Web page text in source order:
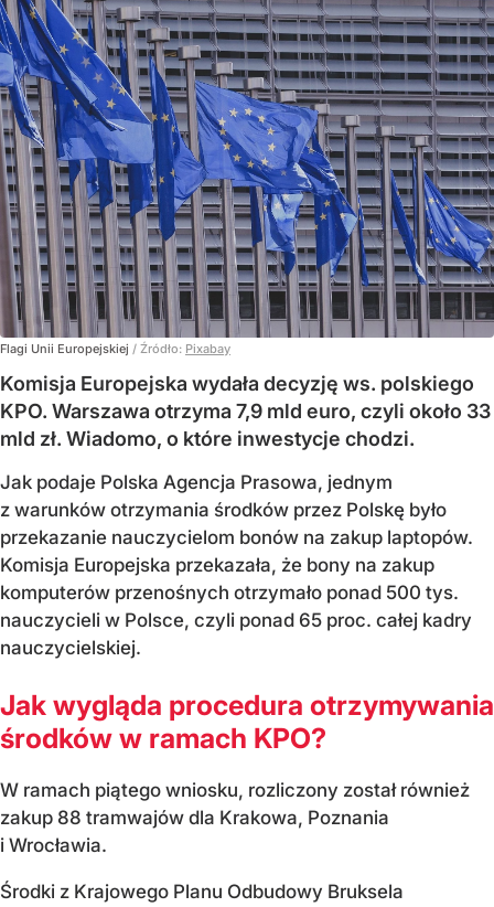
Flagi Unii Europejskiej / Źródło: Pixabay
Komisja Europejska wydała decyzję ws. polskiego
KPO. Warszawa otrzyma 7,9 mld euro, czyli około 33
mld zł. Wiadomo, o które inwestycje chodzi.
Jak podaje Polska Agencja Prasowa, jednym
z warunków otrzymania środków przez Polskę było
przekazanie nauczycielom bonów na zakup laptopów.
Komisja Europejska przekazała, że bony na zakup
komputerów przenośnych otrzymało ponad 500 tys.
nauczycieli w Polsce, czyli ponad 65 proc. całej kadry
nauczycielskiej.
Jak wygląda procedura otrzymywania
środków w ramach KPO?
W ramach piątego wniosku, rozliczony został również
zakup 88 tramwajów dla Krakowa, Poznania
i Wrocławia.
Środki z Krajowego Planu Odbudowy Bruksela